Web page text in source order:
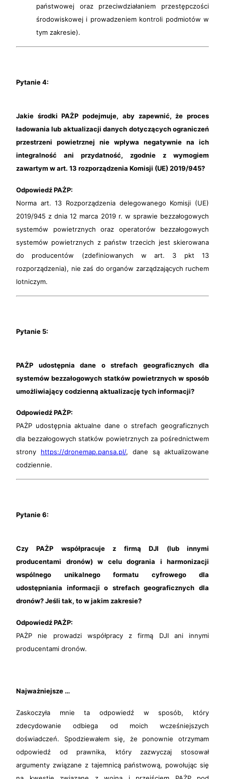
państwowej oraz przeciwdziałaniem przestępczości
środowiskowej i prowadzeniem kontroli podmiotów w
tym zakresie).
Pytanie 4:
Jakie środki PAŻP podejmuje, aby zapewnić, że proces
ładowania lub aktualizacji danych dotyczących ograniczeń
przestrzeni powietrznej nie wpływa negatywnie na ich
integralność ani przydatność, zgodnie z wymogiem
zawartym w art. 13 rozporządzenia Komisji (UE) 2019/945?
Odpowiedź PAŻP:
Norma art. 13 Rozporządzenia delegowanego Komisji (UE)
2019/945 z dnia 12 marca 2019 r. w sprawie bezzałogowych
systemów powietrznych oraz operatorów bezzałogowych
systemów powietrznych z państw trzecich jest skierowana
do producentów (zdefiniowanych w art. 3 pkt 13
rozporządzenia), nie zaś do organów zarządzających ruchem
lotniczym.
Pytanie 5:
PAŻP udostępnia dane o strefach geograficznych dla
systemów bezzałogowych statków powietrznych w sposób
umożliwiający codzienną aktualizację tych informacji?
Odpowiedź PAŻP:
PAŻP udostępnia aktualne dane o strefach geograficznych
dla bezzałogowych statków powietrznych za pośrednictwem
strony https://dronemap.pansa.pl/, dane są aktualizowane
codziennie.
Pytanie 6:
Czy PAŻP współpracuje z firmą DJI (lub innymi
producentami dronów) w celu dogrania i harmonizacji
wspólnego unikalnego formatu cyfrowego dla
udostępniania informacji o strefach geograficznych dla
dronów? Jeśli tak, to w jakim zakresie?
Odpowiedź PAŻP:
PAŻP nie prowadzi współpracy z firmą DJI ani innymi
producentami dronów.
Najważniejsze …
Zaskoczyła mnie ta odpowiedź w sposób, który
zdecydowanie odbiega od moich wcześniejszych
doświadczeń. Spodziewałem się, że ponownie otrzymam
odpowiedź od prawnika, który zazwyczaj stosował
argumenty związane z tajemnicą państwową, powołując się